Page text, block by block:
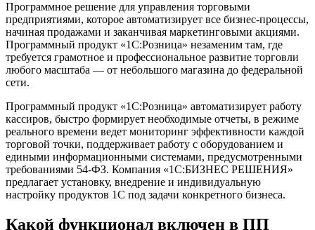
Программное решение для управления торговыми
предприятиями, которое автоматизирует все бизнес-процессы,
начиная продажами и заканчивая маркетинговыми акциями.
Программный продукт «1С:Розница» незаменим там, где
требуется грамотное и профессиональное развитие торговли
любого масштаба — от небольшого магазина до федеральной
сети.
Программный продукт «1С:Розница» автоматизирует работу
кассиров, быстро формирует необходимые отчеты, в режиме
реального времени ведет мониторинг эффективности каждой
торговой точки, поддерживает работу с оборудованием и
едиными информационными системами, предусмотренными
требованиями 54-ФЗ. Компания «1С:БИЗНЕС РЕШЕНИЯ»
предлагает установку, внедрение и индивидуальную
настройку продуктов 1С под задачи конкретного бизнеса.
Какой функционал включен в ПП